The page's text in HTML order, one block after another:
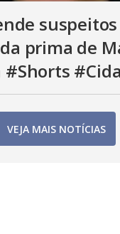
prima de
VEJA MAIS NOTÍCIAS